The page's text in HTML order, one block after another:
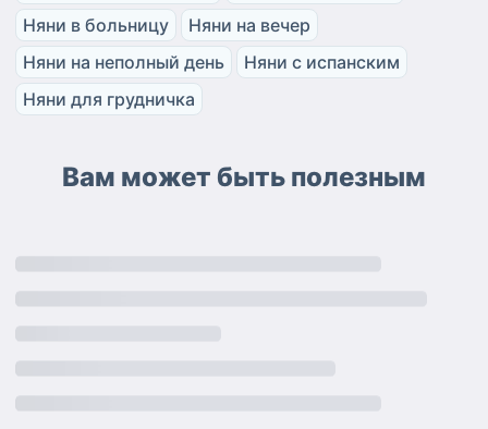
Няни в больницу
Няни на вечер
Няни на неполный день
Няни с испанским
Няни для грудничка
Вам может быть полезным